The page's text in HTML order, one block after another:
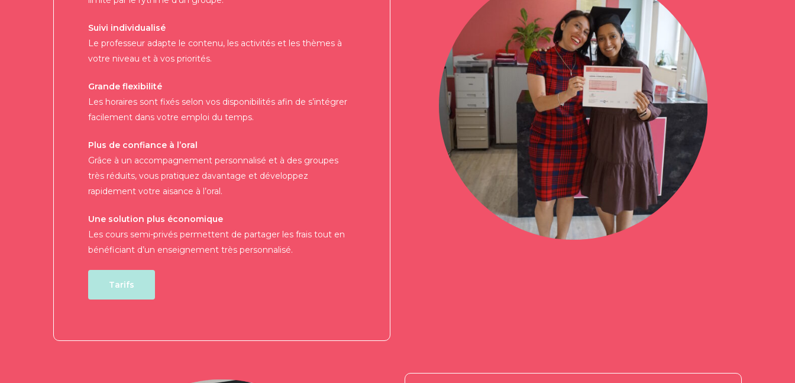
Suivi individualisé
Le professeur adapte le contenu, les activités et les thèmes à
votre niveau et à vos priorités.
Grande flexibilité
Les horaires sont fixés selon vos disponibilités afin de s’intégrer
facilement dans votre emploi du temps.
Plus de confiance à l’oral
Grâce à un accompagnement personnalisé et à des groupes
très réduits, vous pratiquez davantage et développez
rapidement votre aisance à l’oral.
Une solution plus économique
Les cours semi-privés permettent de partager les frais tout en
bénéficiant d’un enseignement très personnalisé.
Tarifs